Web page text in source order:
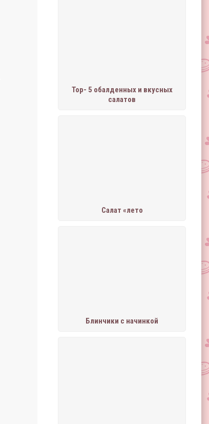
Тор- 5 обалденных и вкусных
салатов
Салат «лето
Блинчики с начинкой